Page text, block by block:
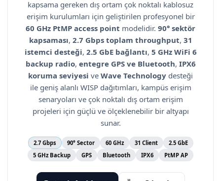
kapsama gereken dış ortam çok noktalı kablosuz
erişim kurulumları için geliştirilen profesyonel bir
60 GHz PtMP access point modelidir. 90° sektör
kapsaması, 2.7 Gbps toplam throughput, 31
istemci desteği, 2.5 GbE bağlantı, 5 GHz WiFi 6
backup radio, entegre GPS ve Bluetooth, IPX6
koruma seviyesi ve Wave Technology desteği
ile geniş alanlı WISP dağıtımları, kampüs erişim
senaryoları ve çok noktalı dış ortam erişim
projeleri için güçlü ve ölçeklenebilir bir altyapı
sunar.
2.7 Gbps 90° Sector 60 GHz 31 Client
2.5 GbE
5 GHz Backup
GPS Bluetooth IPX6 PtMP AP